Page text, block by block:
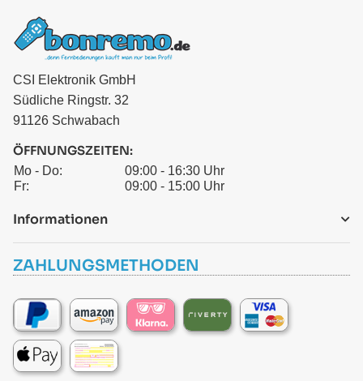
CSI Elektronik GmbH
Südliche Ringstr. 32
91126 Schwabach
ÖFFNUNGSZEITEN:
Mo - Do:
09:00 - 16:30 Uhr
Fr:
09:00 - 15:00 Uhr
Informationen
ZAHLUNGSMETHODEN